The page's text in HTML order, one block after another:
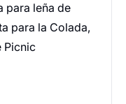
para leña de
para la Colada,
Picnic